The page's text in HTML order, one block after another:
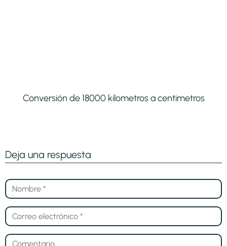
Conversión de 18000 kilometros a centimetros
Deja una respuesta